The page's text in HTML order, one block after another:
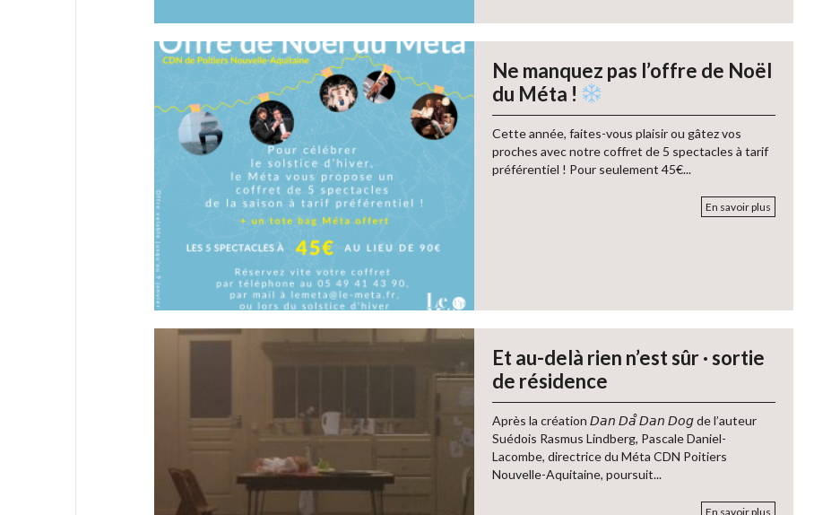
Ne manquez pas l’offre de Noël
du Méta !
Cette année, faites-vous plaisir ou gâtez vos
proches avec notre coffret de 5 spectacles à tarif
préférentiel ! Pour seulement 45€...
En savoir plus
Et au-delà rien n’est sûr · sortie
de résidence
Après la création 𝘋𝘢𝘯 𝘋𝘢̊ 𝘋𝘢𝘯 𝘋𝘰𝘨 de l’auteur
Suédois Rasmus Lindberg, Pascale Daniel-
Lacombe, directrice du Méta CDN Poitiers
Nouvelle-Aquitaine, poursuit...
En savoir plus